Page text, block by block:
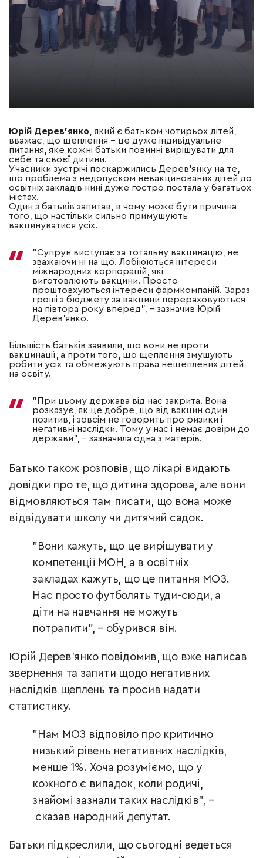
Юрій Дерев’янко , який є батьком чотирьох дітей,
вважає, що щеплення – це дуже індивідуальне
питання, яке кожні батьки повинні вирішувати для
себе та своєї дитини.
Учасники зустрічі поскаржились Дерев’янку на те,
що проблема з недопуском невакцинованих дітей до
освітніх закладів нині дуже гостро постала у багатьох
містах.
Один з батьків запитав, в чому може бути причина
того, що настільки сильно примушують
вакцинуватися усіх.
"Супрун виступає за тотальну вакцинацію, не
зважаючи ні на що. Лобіюються інтереси
міжнародних корпорацій, які
виготовлюють вакцини. Просто
проштовхуються інтереси фармкомпаній. Зараз
гроші з бюджету за вакцини перераховуються
на півтора року вперед", – зазначив Юрій
Дерев’янко.
Більшість батьків заявили, що вони не проти
вакцинації, а проти того, що щеплення змушують
робити усіх та обмежують права нещеплених дітей
на освіту.
"При цьому держава від нас закрита. Вона
розказує, як це добре, що від вакцин один
позитив, і зовсім не говорить про ризики і
негативні наслідки. Тому у нас і немає довіри до
держави", – зазначила одна з матерів.
Батько також розповів, що лікарі видають
довідки про те, що дитина здорова, але вони
відмовляються там писати, що вона може
відвідувати школу чи дитячий садок.
"Вони кажуть, що це вирішувати у
компетенції МОН, а в освітніх
закладах кажуть, що це питання МОЗ.
Нас просто футболять туди-сюди, а
діти на навчання не можуть
потрапити", – обурився він.
Юрій Дерев’янко повідомив, що вже написав
звернення та запити щодо негативних
наслідків щеплень та просив надати
статистику.
"Нам МОЗ відповіло про критично
низький рівень негативних наслідків,
менше 1%. Хоча розуміємо, що у
кожного є випадок, коли родичі,
знайомі зазнали таких наслідків", –
сказав народний депутат.
Батьки підкреслили, що сьогодні ведеться